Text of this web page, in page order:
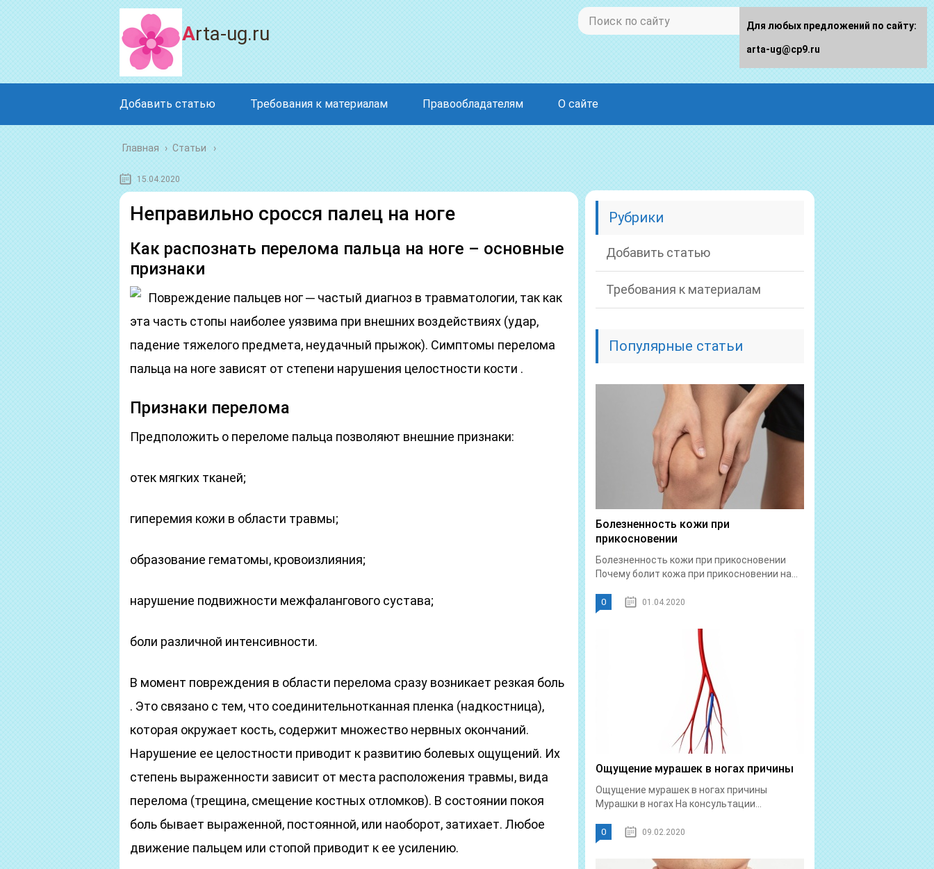
Arta-ug.ru
Добавить статью Требования к материалам Правообладателям О сайте
Главная › Статьи
15.04.2020
Неправильно сросся палец на ноге
Как распознать перелома пальца на ноге – основные
признаки
Повреждение пальцев ног ─ частый диагноз в травматологии, так как
эта часть стопы наиболее уязвима при внешних воздействиях (удар,
падение тяжелого предмета, неудачный прыжок). Симптомы перелома
пальца на ноге зависят от степени нарушения целостности кости .
Признаки перелома
Предположить о переломе пальца позволяют внешние признаки:
отек мягких тканей;
гиперемия кожи в области травмы;
образование гематомы, кровоизлияния;
нарушение подвижности межфалангового сустава;
боли различной интенсивности.
В момент повреждения в области перелома сразу возникает резкая боль
. Это связано с тем, что соединительнотканная пленка (надкостница),
которая окружает кость, содержит множество нервных окончаний.
Нарушение ее целостности приводит к развитию болевых ощущений. Их
степень выраженности зависит от места расположения травмы, вида
перелома (трещина, смещение костных отломков). В состоянии покоя
боль бывает выраженной, постоянной, или наоборот, затихает. Любое
движение пальцем или стопой приводит к ее усилению.
Рубрики
Добавить статью
Требования к материалам
Популярные статьи
Болезненность кожи при
прикосновении
Болезненность кожи при прикосновении
Почему болит кожа при прикосновении на...
0 01.04.2020
Ощущение мурашек в ногах причины
Ощущение мурашек в ногах причины
Мурашки в ногах На консультации...
0 09.02.2020
Для любых предложений по сайту:
arta-ug@cp9.ru